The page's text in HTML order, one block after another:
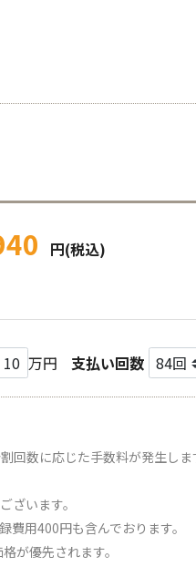
円(税込)
万円 支払い回数
回数に応じた手数料が発生しま
ざいます。
費用400円も含んでおります。
が優先されます。